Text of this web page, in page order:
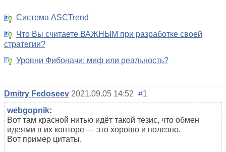
Система ASCTrend
Что Вы считаете ВАЖНЫМ при разработке своей
стратегии?
Уровни Фибоначи: миф или реальность?
Dmitry Fedoseev 2021.09.05 14:52 #1
webgopnik:
Вот там красной нитью идёт такой тезис, что обмен
идеями в их конторе — это хорошо и полезно.
Вот пример цитаты.